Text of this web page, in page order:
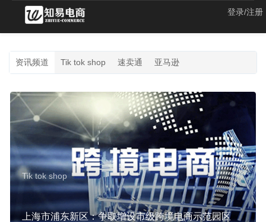
登录/注册
资讯频道 Tik tok shop 速卖通 亚马逊
Tik tok shop
上海市浦东新区：争取增设市级跨境电商示范园区